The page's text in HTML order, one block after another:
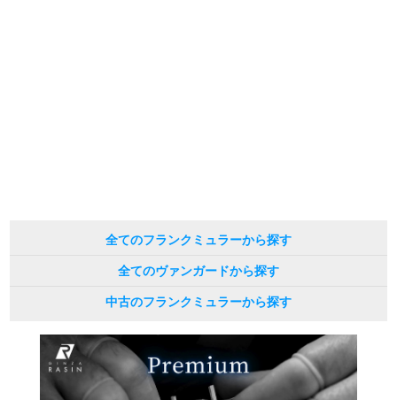
全てのフランクミュラーから探す
全てのヴァンガードから探す
中古のフランクミュラーから探す